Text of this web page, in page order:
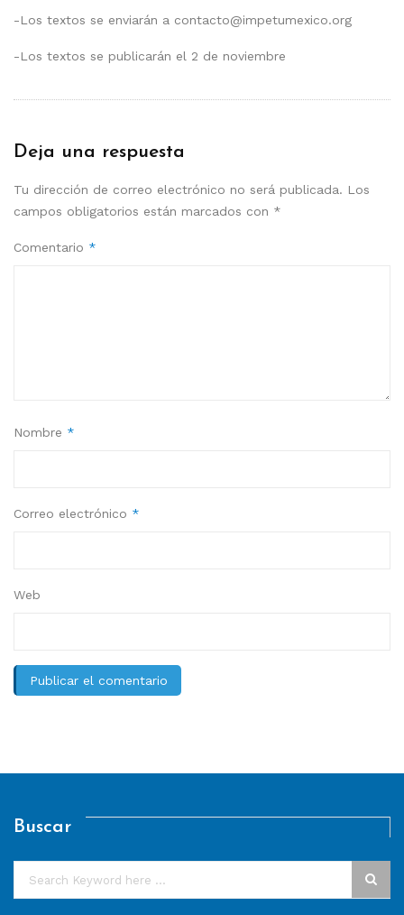
-Los textos se enviarán a contacto@impetumexico.org
-Los textos se publicarán el 2 de noviembre
Deja una respuesta
Tu dirección de correo electrónico no será publicada. Los
campos obligatorios están marcados con *
Comentario *
Nombre *
Correo electrónico *
Web
Buscar